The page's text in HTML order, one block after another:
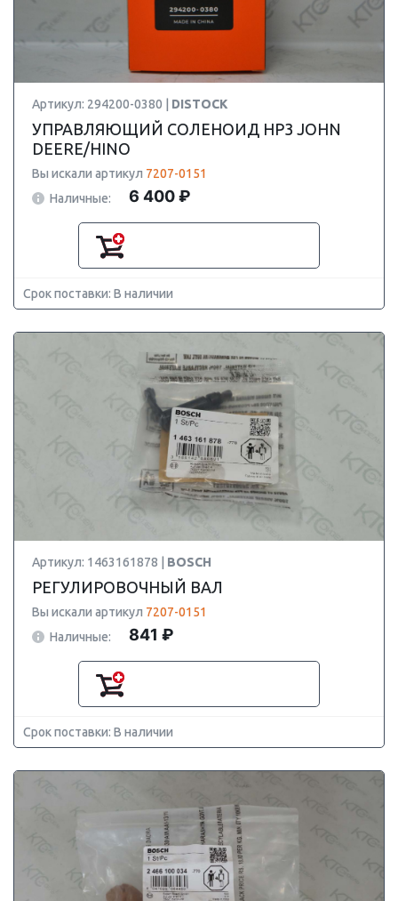
Артикул: 294200-0380 | DISTOCK
УПРАВЛЯЮЩИЙ СОЛЕНОИД HP3 JOHN
DEERE/HINO
Вы искали артикул 7207-0151
Наличные:
6 400 ₽
Срок поставки: В наличии
Артикул: 1463161878 | BOSCH
РЕГУЛИРОВОЧНЫЙ ВАЛ
Вы искали артикул 7207-0151
Наличные:
841 ₽
Срок поставки: В наличии